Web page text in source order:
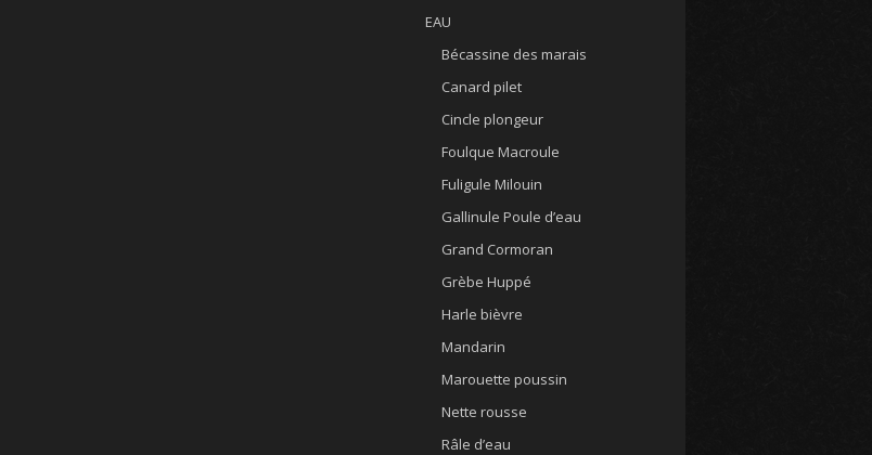
EAU
Bécassine des marais
Canard pilet
Cincle plongeur
Foulque Macroule
Fuligule Milouin
Gallinule Poule d’eau
Grand Cormoran
Grèbe Huppé
Harle bièvre
Mandarin
Marouette poussin
Nette rousse
Râle d’eau